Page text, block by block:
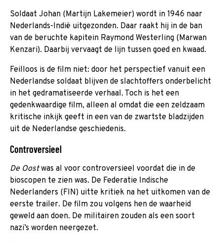
Soldaat Johan (Martijn Lakemeier) wordt in 1946 naar
Nederlands-Indië uitgezonden. Daar raakt hij in de ban
van de beruchte kapitein Raymond Westerling (Marwan
Kenzari). Daarbij vervaagt de lijn tussen goed en kwaad.
Feilloos is de film niet: door het perspectief vanuit een
Nederlandse soldaat blijven de slachtoffers onderbelicht
in het gedramatiseerde verhaal. Toch is het een
gedenkwaardige film, alleen al omdat die een zeldzaam
kritische inkijk geeft in een van de zwartste bladzijden
uit de Nederlandse geschiedenis.
Controversieel
De Oostwas al voor controversieel voordat die in de
bioscopen te zien was. De Federatie Indische
Nederlanders (FIN) uitte kritiek na het uitkomen van de
eerste trailer. De film zou volgens hen de waarheid
geweld aan doen. De militairen zouden als een soort
nazi’s worden neergezet.